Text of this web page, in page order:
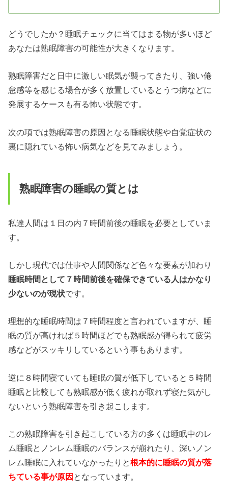
どうでしたか？睡眠チェックに当てはまる物が多いほど
あなたは熟眠障害の可能性が大きくなります。
熟眠障害だと日中に激しい眠気が襲ってきたり、強い倦
怠感等を感じる場合が多く放置しているとうつ病などに
発展するケースも有る怖い状態です。
次の項では熟眠障害の原因となる睡眠状態や自覚症状の
裏に隠れている怖い病気などを見てみましょう。
熟眠障害の睡眠の質とは
私達人間は１日の内７時間前後の睡眠を必要としていま
す。
しかし現代では仕事や人間関係など色々な要素が加わり
睡眠時間として７時間前後を確保できている人はかなり
少ないのが現状です。
理想的な睡眠時間は７時間程度と言われていますが、睡
眠の質が高ければ５時間ほどでも熟眠感が得られて疲労
感などがスッキリしているという事もあります。
逆に８時間寝ていても睡眠の質が低下していると５時間
睡眠と比較しても熟眠感が低く疲れが取れず寝た気がし
ないという熟眠障害を引き起こします。
この熟眠障害を引き起こしている方の多くは睡眠中のレ
ム睡眠とノンレム睡眠のバランスが崩れたり、深いノン
レム睡眠に入れていなかったりと根本的に睡眠の質が落
ちている事が原因 となっています。